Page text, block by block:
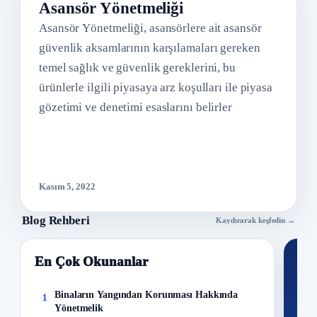
Asansör Yönetmeliği
Asansör Yönetmeliği, asansörlere ait asansör
güvenlik aksamlarının karşılamaları gereken
temel sağlık ve güvenlik gereklerini, bu
ürünlerle ilgili piyasaya arz koşulları ile piyasa
gözetimi ve denetimi esaslarını belirler
Kasım 5, 2022
Blog Rehberi Kaydırarak keşfedin →
En Çok Okunanlar
1
Binaların Yangından Korunması Hakkında
Yönetmelik